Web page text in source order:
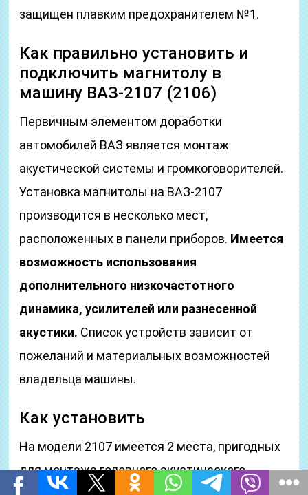
защищен плавким предохранителем №1.
Как правильно установить и
подключить магнитолу в
машину ВАЗ-2107 (2106)
Первичным элементом доработки
автомобилей ВАЗ является монтаж
акустической системы и громкоговорителей.
Установка магнитолы на ВАЗ-2107
производится в несколько мест,
расположенных в панели приборов. Имеется
возможность использования
дополнительного низкочастотного
динамика, усилителей или разнесенной
акустики. Список устройств зависит от
пожеланий и материальных возможностей
владельца машины.
Как установить
На модели 2107 имеется 2 места, пригодных
для монтажа головного акустического